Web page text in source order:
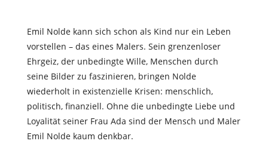
Emil Nolde kann sich schon als Kind nur ein Leben
vorstellen – das eines Malers. Sein grenzenloser
Ehrgeiz, der unbedingte Wille, Menschen durch
seine Bilder zu faszinieren, bringen Nolde
wiederholt in existenzielle Krisen: menschlich,
politisch, finanziell. Ohne die unbedingte Liebe und
Loyalität seiner Frau Ada sind der Mensch und Maler
Emil Nolde kaum denkbar.